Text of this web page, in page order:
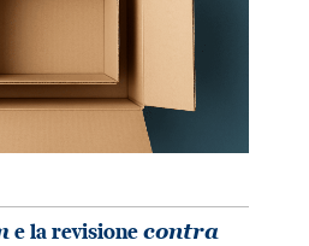
e la revisionecontra